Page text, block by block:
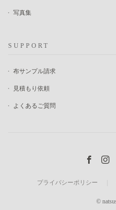
写真集
SUPPORT
布サンプル請求
見積もり依頼
よくあるご質問
プライバシーポリシー
©